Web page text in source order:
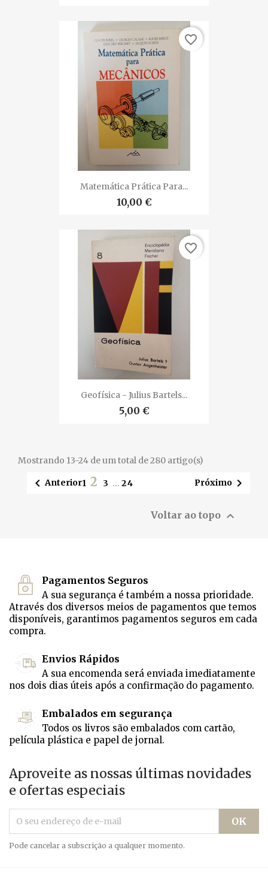
Matemática Prática Para...
10,00 €
favorite_border
Geofísica - Julius Bartels...
5,00 €
favorite_border
Mostrando 13-24 de um total de 280 artigo(s)
Anterior1 2 3 … 24 Próximo 
Voltar ao topo 
Pagamentos Seguros
A sua segurança é também a nossa prioridade.
Através dos diversos meios de pagamentos que temos
disponíveis, garantimos pagamentos seguros em cada
compra.
Envios Rápidos
A sua encomenda será enviada imediatamente
nos dois dias úteis após a confirmação do pagamento.
Embalados em segurança
Todos os livros são embalados com cartão,
película plástica e papel de jornal.
Aproveite as nossas últimas novidades
e ofertas especiais
Pode cancelar a subscrição a qualquer momento.